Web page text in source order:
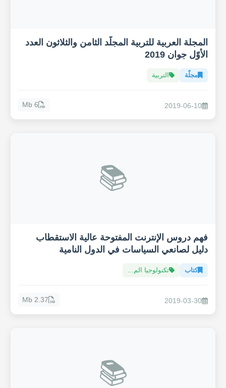
المجلة العربية للتربية المجلّد الثامن والثلاثون العدد
الأوّل جوان 2019
مجلّة التربية
2019-06-10
6 Mb
📚
فهم دروس الإنترنت المفتوحة عالية الاستقطاب
دليل لصانعي السياسات في الدول النامية
كتاب تكنولوجيا الم...
2019-03-30
2.37 Mb
📚